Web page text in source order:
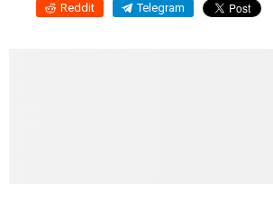
Reddit Telegram